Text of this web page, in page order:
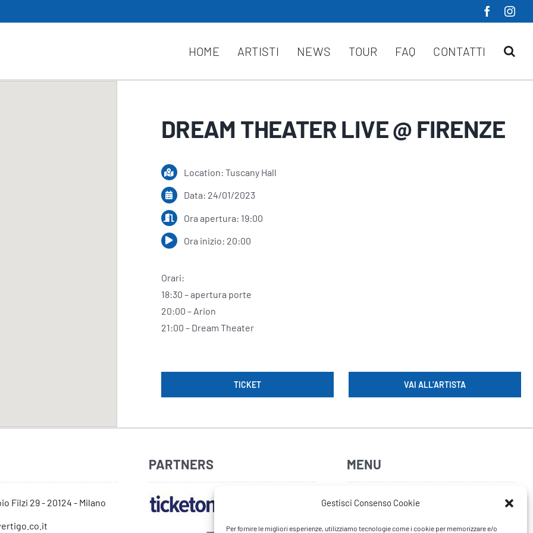
Gestisci Consenso Cookie
Per fornire le migliori esperienze, utilizziamo tecnologie come i cookie per memorizzare e/o
HOME ARTISTI NEWS TOUR FAQ CONTATTI
DREAM THEATER LIVE @ FIRENZE
Location: Tuscany Hall
Data: 24/01/2023
Ora apertura: 19:00
Ora inizio: 20:00
Orari:
18:30 – apertura porte
20:00 – Arion
21:00 – Dream Theater
TICKET VAI ALL’ARTISTA
Filzi 29 - 20124 - Milano
PARTNERS MENU